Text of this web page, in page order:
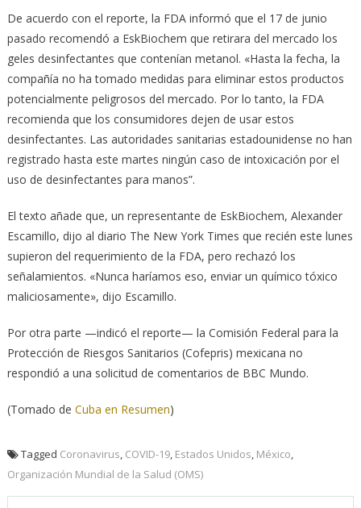
De acuerdo con el reporte, la FDA informó que el 17 de junio
pasado recomendó a EskBiochem que retirara del mercado los
geles desinfectantes que contenían metanol. «Hasta la fecha, la
compañía no ha tomado medidas para eliminar estos productos
potencialmente peligrosos del mercado. Por lo tanto, la FDA
recomienda que los consumidores dejen de usar estos
desinfectantes. Las autoridades sanitarias estadounidense no han
registrado hasta este martes ningún caso de intoxicación por el
uso de desinfectantes para manos”.
El texto añade que, un representante de EskBiochem, Alexander
Escamillo, dijo al diario The New York Times que recién este lunes
supieron del requerimiento de la FDA, pero rechazó los
señalamientos. «Nunca haríamos eso, enviar un químico tóxico
maliciosamente», dijo Escamillo.
Por otra parte —indicó el reporte— la Comisión Federal para la
Protección de Riesgos Sanitarios (Cofepris) mexicana no
respondió a una solicitud de comentarios de BBC Mundo.
(Tomado de Cuba en Resumen)
Tagged Coronavirus COVID-19, Estados Unidos México
Organización Mundial de la Salud (OMS)